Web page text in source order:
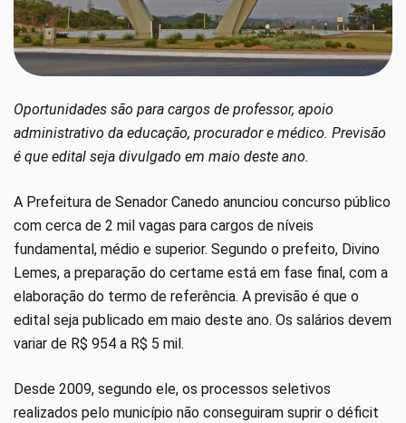
Oportunidades são para cargos de professor, apoio
administrativo da educação, procurador e médico. Previsão
é que edital seja divulgado em maio deste ano.
A Prefeitura de Senador Canedo anunciou concurso público
com cerca de 2 mil vagas para cargos de níveis
fundamental, médio e superior. Segundo o prefeito, Divino
Lemes, a preparação do certame está em fase final, com a
elaboração do termo de referência. A previsão é que o
edital seja publicado em maio deste ano. Os salários devem
variar de R$ 954 a R$ 5 mil.
Desde 2009, segundo ele, os processos seletivos
realizados pelo município não conseguiram suprir o déficit